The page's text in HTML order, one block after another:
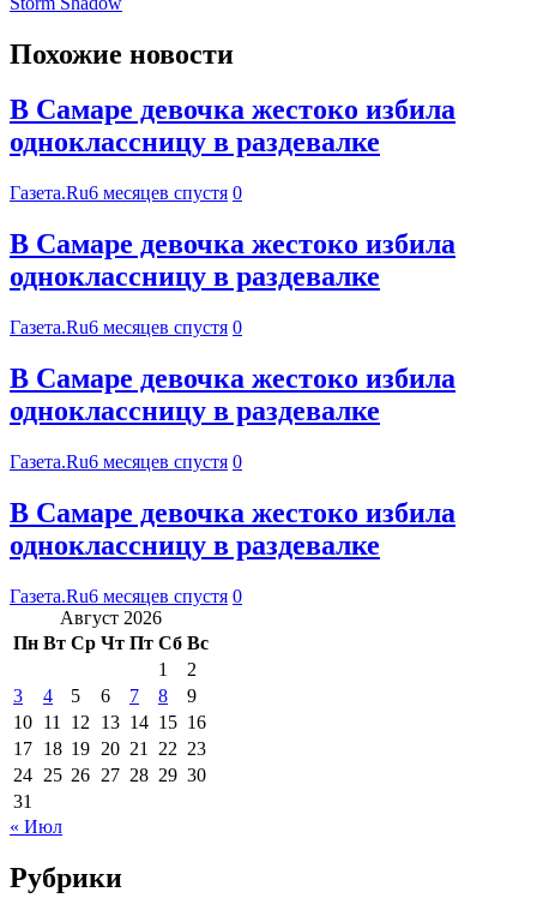
Похожие новости
В Самаре девочка жестоко избила
одноклассницу в раздевалке
Газета.Ru6 месяцев спустя 0
В Самаре девочка жестоко избила
одноклассницу в раздевалке
Газета.Ru6 месяцев спустя 0
В Самаре девочка жестоко избила
одноклассницу в раздевалке
Газета.Ru6 месяцев спустя 0
В Самаре девочка жестоко избила
одноклассницу в раздевалке
Газета.Ru6 месяцев спустя 0
Август 2026
Пн Вт Ср Чт Пт Сб Вс
1
2
3
4 5 6 7 8
9
10 11 12 13 14 15 16
17 18 19 20 21 22 23
24 25 26 27 28 29 30
31
« Июл
Рубрики